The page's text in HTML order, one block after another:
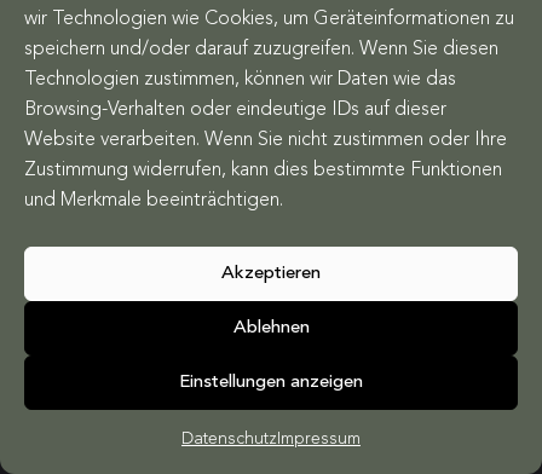
wir Technologien wie Cookies, um Geräteinformationen zu
speichern und/oder darauf zuzugreifen. Wenn Sie diesen
Technologien zustimmen, können wir Daten wie das
Browsing-Verhalten oder eindeutige IDs auf dieser
Website verarbeiten. Wenn Sie nicht zustimmen oder Ihre
Zustimmung widerrufen, kann dies bestimmte Funktionen
und Merkmale beeinträchtigen.
Akzeptieren
Ablehnen
Einstellungen anzeigen
Datenschutz Impressum